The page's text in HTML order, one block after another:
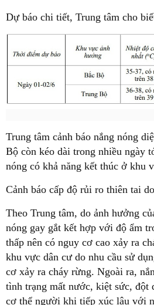
Dự báo chi tiết, Trung tâm cho
Trung tâm cảnh báo nắng nóng
Bộ còn kéo dài trong nhiều ngày
nóng có khả năng kết thúc ở khu
Cảnh báo cấp độ rủi ro thiên tai
Theo Trung tâm, do ảnh hưởng
nóng gay gắt kết hợp với độ ẩm
thấp nên có nguy cơ cao xảy ra
khu vực dân cư do nhu cầu sử
cơ xảy ra cháy rừng. Ngoài ra,
tình trạng mất nước, kiệt sức, đột
cơ thể người khi tiếp xúc lâu với